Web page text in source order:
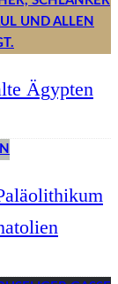
Ägypten